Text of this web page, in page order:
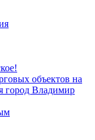
объектов на
город Владимир